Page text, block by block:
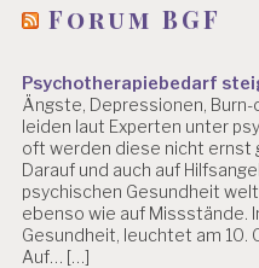
Forum BGF
Psychotherapiebedarf
Ängste, Depressionen,
leiden laut Experten unter
oft werden diese nicht ernst
Darauf und auch auf
psychischen Gesundheit
ebenso wie auf Missstände.
Gesundheit, leuchtet am 10.
Auf… […]